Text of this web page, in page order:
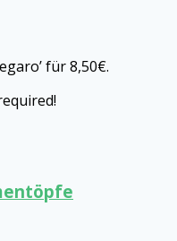
für 8,50€.